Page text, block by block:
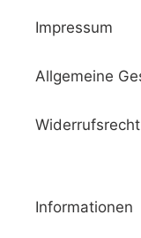
Impressum
Allgemeine
Widerrufsrecht
Informationen